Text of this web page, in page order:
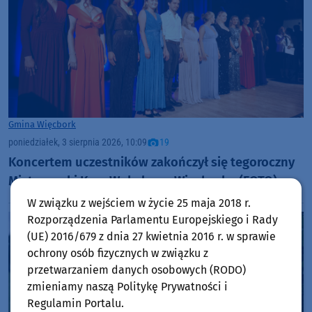
Gmina Więcbork
poniedziałek, 3 sierpnia 2026, 10:09 19
Koncertem uczestników zakończył się tegoroczny
Mistrzowski Kurs Wokalny w Więcborku (FOTO)
W związku z wejściem w życie 25 maja 2018 r.
Rozporządzenia Parlamentu Europejskiego i Rady
(UE) 2016/679 z dnia 27 kwietnia 2016 r. w sprawie
ochrony osób fizycznych w związku z
przetwarzaniem danych osobowych (RODO)
zmieniamy naszą Politykę Prywatności i
Regulamin Portalu.